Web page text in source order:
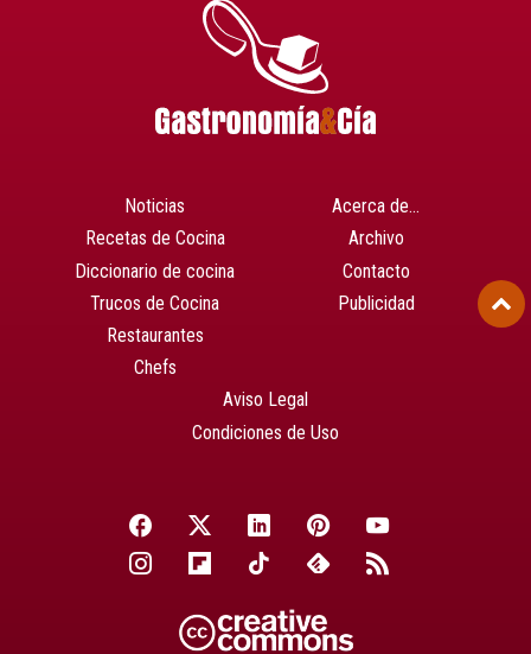
Noticias
Recetas de Cocina
Diccionario de cocina
Trucos de Cocina
Restaurantes
Chefs
Acerca de…
Archivo
Contacto
Publicidad
Aviso Legal
Condiciones de Uso